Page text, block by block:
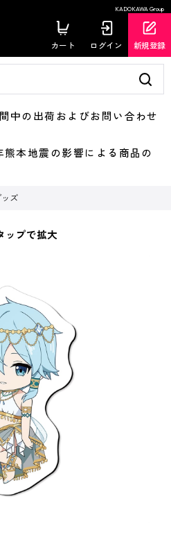
KADOKAWA Group
カート ログイン 新規登録
の出荷およびお問い合わせ
本地震の影響による商品の
ッズ
ップで拡大